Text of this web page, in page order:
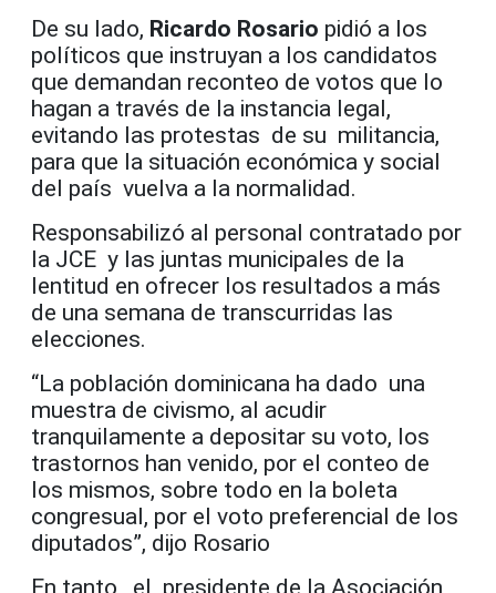
De su lado, Ricardo Rosario pidió a los
políticos que instruyan a los candidatos
que demandan reconteo de votos que lo
hagan a través de la instancia legal,
evitando las protestas de su militancia,
para que la situación económica y social
del país vuelva a la normalidad.
Responsabilizó al personal contratado por
la JCE y las juntas municipales de la
lentitud en ofrecer los resultados a más
de una semana de transcurridas las
elecciones.
“La población dominicana ha dado una
muestra de civismo, al acudir
tranquilamente a depositar su voto, los
trastornos han venido, por el conteo de
los mismos, sobre todo en la boleta
congresual, por el voto preferencial de los
diputados”, dijo Rosario